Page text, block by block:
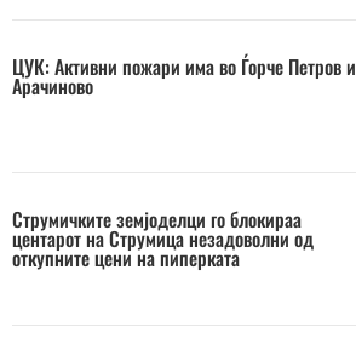
ЦУК: Активни пожари има во Ѓорче Петров и
Арачиново
Струмичките земјоделци го блокираа
центарот на Струмица незадоволни од
откупните цени на пиперката